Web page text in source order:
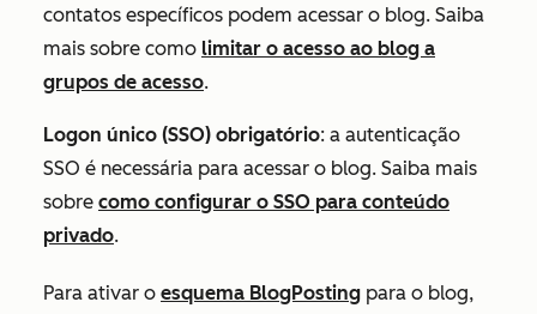
contatos específicos podem acessar o blog. Saiba
mais sobre como limitar o acesso ao blog a
grupos de acesso.
Logon único (SSO) obrigatório: a autenticação
SSO é necessária para acessar o blog. Saiba mais
sobre como configurar o SSO para conteúdo
privado.
Para ativar o esquema BlogPosting para o blog,